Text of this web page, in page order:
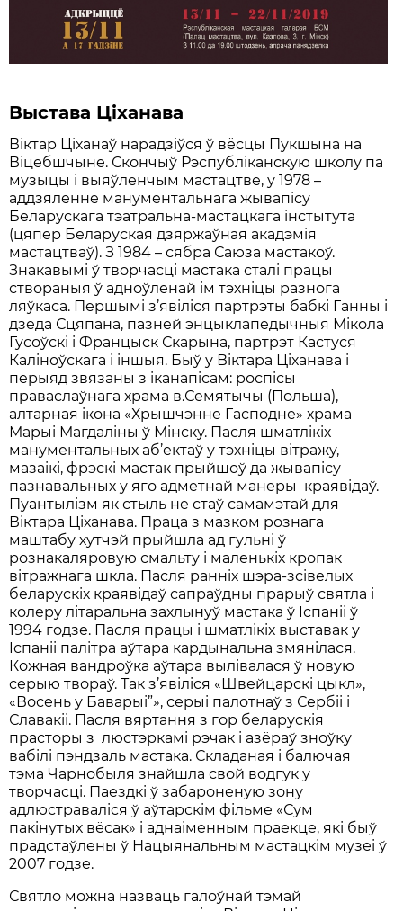
Выстава Цiханава
Вiктар Цiханаў нарадзiўся ў вёсцы Пукшына на
Вiцебшчыне. Скончыў Рэспублiканскую школу па
музыцы i выяўленчым мастацтве, у 1978 –
аддзяленне манументальнага жывапiсу
Беларускага тэaтральна-мастацкага iнстытута
(цяпер Беларуская дзяржаўная акадэмiя
мастацтваў). З 1984 – сябра Саюза мастакоў.
Знакавымi ў творчасцi мастака сталi працы
створаныя ў aдноўленай iм тэхнiцы разнога
ляўкаса. Першымi з’явiлiся партрэты бабкі Ганны i
дзеда Сцяпана, пазней энцыклапедычныя Мiкола
Гусоўскi i Францыск Скарына, партрэт Кастуся
Калiноўскага i iншыя. Быў у Вiктара Цiханава i
пeрыяд звязаны з iканапiсам: роспiсы
праваслаўнага храма в.Семятычы (Польша),
алтарная iкона «Хрышчэнне Гасподне» храма
Марыi Магдалiны ў Мiнску. Пасля шматлiкiх
манументальных аб’ектаў у тэхнiцы вiтражу,
мазаiкi, фрэскi мастак прыйшоў да жывапiсу
пазнавальных у яго адметнай манеры краявiдаў.
Пуантылiзм як стыль не стаў самамэтай для
Вiктара Цiханава. Праца з мазком рознага
маштабу хутчэй прыйшла ад гульнi ў
рознакаляровую смальту i маленькiх кропак
вiтражнага шкла. Пасля раннiх шэра-зсiвелых
беларускiх краявiдаў сапраўдны прарыў святла i
колеру лiтаральна захлынуў мастака ў Iспанii ў
1994 годзе. Пасля працы i шматлiкiх выставак у
Iспанii палiтра аўтара кардынальна змянiлася.
Кожная вандроўка аўтара вылiвалася ў новую
серыю твораў. Так з’явiлiся «Швейцарскi цыкл»,
«Восень у Баварыi”», серыi палотнаў з Сербii i
Славакii. Пасля вяртання з гор беларускiя
прасторы з люстэркамi рэчак i азёраў зноўку
вабiлi пэндзаль мастака. Складаная i балючая
тэма Чарнобыля знайшла свой водгук у
творчасцi. Паездкi ў забароненую зону
адлюстравалiся ў аўтарскiм фiльме «Сум
пакiнутых вёсак» i аднаiменным праекце, якi быў
прадстаўлены ў Нацыянальным мастацкiм музеi ў
2007 годзе.
Святло можна назваць галоўнай тэмай